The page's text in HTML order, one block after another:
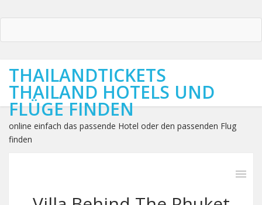
THAILANDTICKETS
THAILAND HOTELS UND
FLÜGE FINDEN
online einfach das passende Hotel oder den passenden Flug
finden